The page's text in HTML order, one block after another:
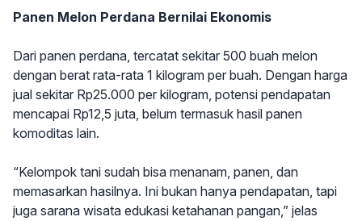
Panen Melon Perdana Bernilai Ekonomis
Dari panen perdana, tercatat sekitar 500 buah melon
dengan berat rata-rata 1 kilogram per buah. Dengan harga
jual sekitar Rp25.000 per kilogram, potensi pendapatan
mencapai Rp12,5 juta, belum termasuk hasil panen
komoditas lain.
“Kelompok tani sudah bisa menanam, panen, dan
memasarkan hasilnya. Ini bukan hanya pendapatan, tapi
juga sarana wisata edukasi ketahanan pangan,” jelas